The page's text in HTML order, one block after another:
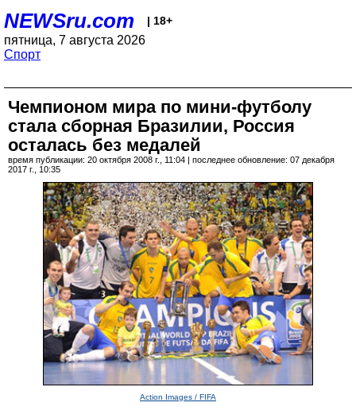
NEWSru.com | 18+
пятница, 7 августа 2026
Спорт
Чемпионом мира по мини-футболу
стала сборная Бразилии, Россия
осталась без медалей
время публикации: 20 октября 2008 г., 11:04 | последнее обновление: 07 декабря
2017 г., 10:35
Action Images / FIFA